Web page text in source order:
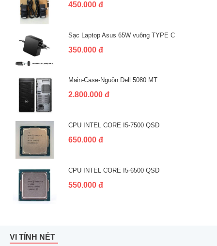
450.000 đ
Sạc Laptop Asus 65W vuông TYPE C
350.000 đ
Main-Case-Nguồn Dell 5080 MT
2.800.000 đ
CPU INTEL CORE I5-7500 QSD
650.000 đ
CPU INTEL CORE I5-6500 QSD
550.000 đ
VI TÍNH NÉT